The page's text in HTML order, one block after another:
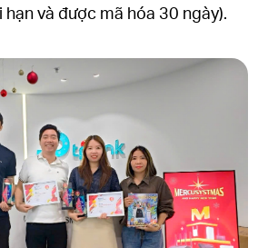
và được mã hóa 30 ngày).